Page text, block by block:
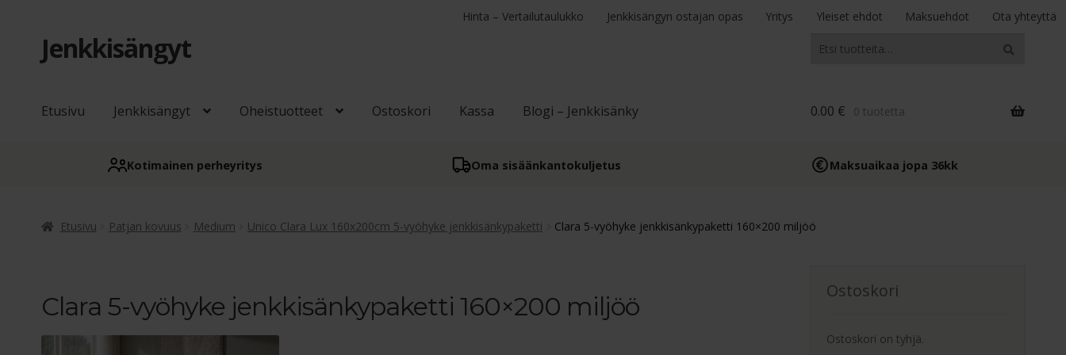
Siirry
navigointiin
Siirry
sisältöön
Jenkkisängyt
Hinta – Vertailutaulukko Jenkkisängyn ostajan opas Yritys Yleiset ehdot Maksuehdot
Ota yhteyttä
Haku
Etusivu Jenkkisängyt Oheistuotteet Ostoskori Kassa Blogi – Jenkkisänky 0.00 € 0 tuotetta
Kotimainen perheyritys Oma sisään­kantokuljetus Maksuaikaa jopa 36kk
Etusivu Patjan kovuus Medium Unico Clara Lux 160x200cm 5-vyöhyke jenkkisänkypaketti Clara 5-vyöhyke jenkkisänkypaketti 160×200 miljöö
Clara 5-vyöhyke jenkkisänkypaketti 160×200 miljöö
Ostoskori
Ostoskori on tyhjä.